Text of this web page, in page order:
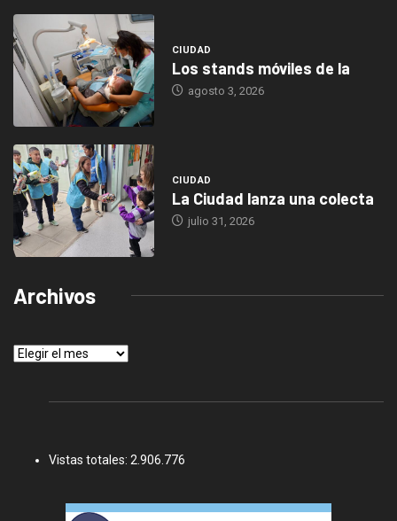
CIUDAD
Los stands móviles de la
agosto 3, 2026
CIUDAD
La Ciudad lanza una colecta
julio 31, 2026
Archivos
Archivos
Vistas totales: 2.906.776